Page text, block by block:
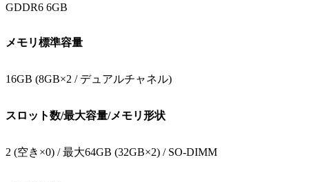
GDDR6 6GB
メモリ標準容量
16GB (8GB×2 / デュアルチャネル)
スロット数/最大容量/メモリ形状
2 (空き×0) / 最大64GB (32GB×2) / SO-DIMM